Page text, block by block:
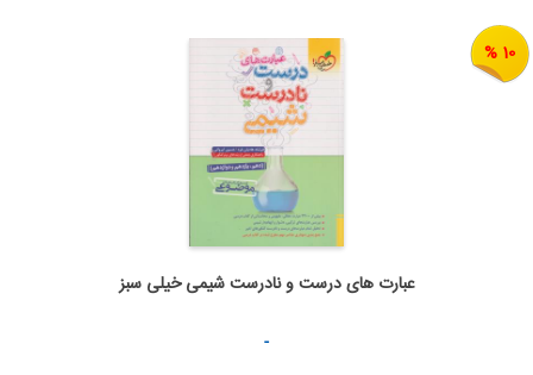
10 %
اضافه به سبد خرید
اشتراک گذاری
عبارت های درست و نادرست شیمی خیلی سبز
-